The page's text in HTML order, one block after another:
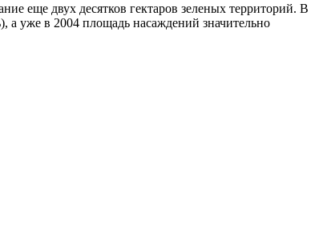
еще двух десятков гектаров зеленых территорий. В
а уже в 2004 площадь насаждений значительно